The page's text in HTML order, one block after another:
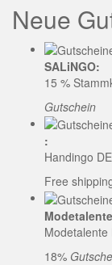
Neue
SALiNGO:
15 %
Gutschein
:
Handingo
Free
Modetalente
18%